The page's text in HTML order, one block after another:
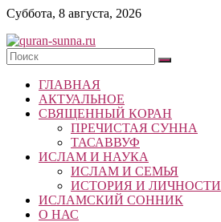
Skip
content
Суббота, 8 августа, 2026
quran-
sunna.ru
«Центр
исследований
Республики
Татарстан
ГЛАВНАЯ
АКТУАЛЬНОЕ
СВЯЩЕННЫЙ КОРАН
ПРЕЧИСТАЯ СУННА
ТАСАВВУФ
ИСЛАМ И НАУКА
ИСЛАМ И СЕМЬЯ
ИСТОРИЯ И ЛИЧНОСТИ
ИСЛАМСКИЙ СОННИК
О НАС